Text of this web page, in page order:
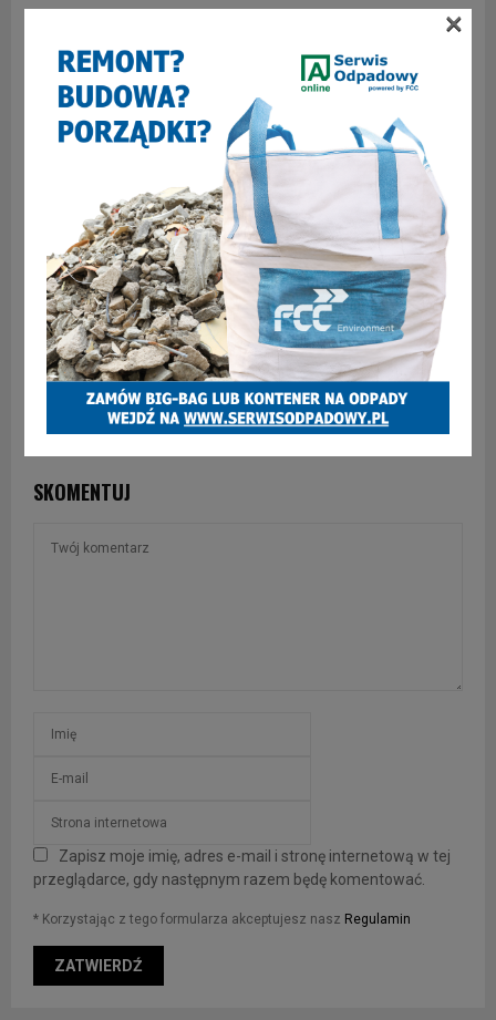
odda się ale w ramiona browna i eurosceptyków tak
HAJNA
1 kwietnia 2019 at 19:42
JAKO GAŃBA! TO NIE PRIMA APRIL INO W KOŻDEJ TV
CHOPA POKAZUJOM!!!!!!!!
gliwiczanka
1 kwietnia 2019 at 19:49
Gratulacje! Grunt to niezależność i mocny kręgosłup
moralny. ;););) Niech żyje nam Towarzysz! Niech żyje! Niech
żyje! ;););) Jeden taki radny z Gliwic wykręcił podobny numer,
tylko poszedł w inne barwy.
ODPOWIEDZ
SKOMENTUJ
Zapisz moje imię, adres e-mail i stronę internetową w tej
przeglądarce, gdy następnym razem będę komentować.
* Korzystając z tego formularza akceptujesz nasz Regulamin
×